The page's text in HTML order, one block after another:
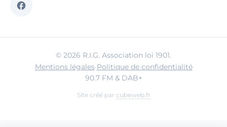
© 2026 R.I.G. Association loi 1901.
Mentions légales·Politique de confidentialité
90.7 FM & DAB+
Site créé par cubeweb.fr